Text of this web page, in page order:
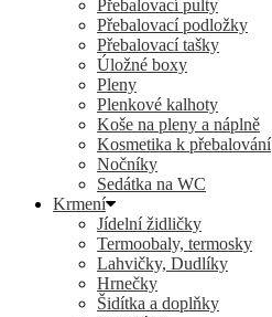
Přebalovací pulty
Přebalovací podložky
Přebalovací tašky
Úložné boxy
Pleny
Plenkové kalhoty
Koše na pleny a náplně
Kosmetika k přebalování
Nočníky
Sedátka na WC
Krmení
Jídelní židličky
Termoobaly, termosky
Lahvičky, Dudlíky
Hrnečky
Šidítka a doplňky